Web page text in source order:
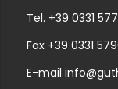
Tel. +39 0331
Fax +39 0331
E-mail